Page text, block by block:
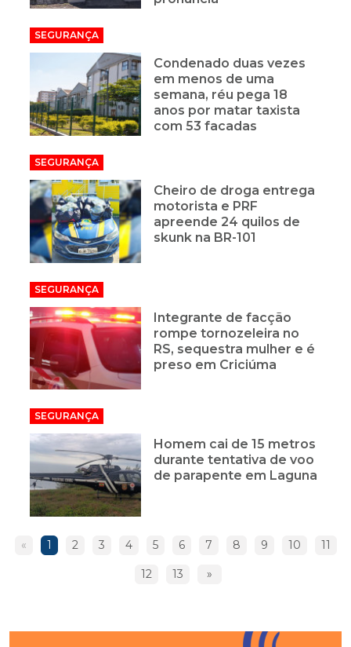
SEGURANÇA
Condenado duas vezes
em menos de uma
semana, réu pega 18
anos por matar taxista
com 53 facadas
SEGURANÇA
Cheiro de droga entrega
motorista e PRF
apreende 24 quilos de
skunk na BR-101
SEGURANÇA
Integrante de facção
rompe tornozeleira no
RS, sequestra mulher e é
preso em Criciúma
SEGURANÇA
Homem cai de 15 metros
durante tentativa de voo
de parapente em Laguna
« 1 2 3 4 5 6 7 8 9 10 11
12 13 »